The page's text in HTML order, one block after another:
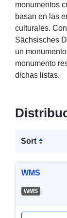
monumentos
basan en las
culturales.
Sächsisches
un
monumento
dichas listas.
Sort
WMS
WMS -